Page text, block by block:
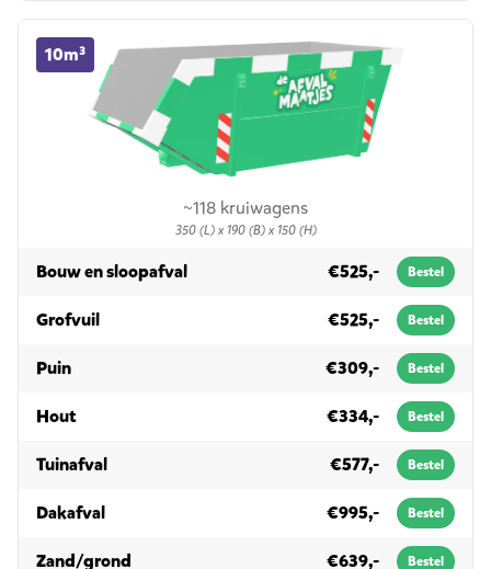
~118 kruiwagens
350 (L) x 190 (B) x 150 (H)
10m³
10m³ container huren
Bouw en sloopafvalin 10m³ €525,- Bestel
Grofvuilin 10m³ €525,- Bestel
Puinin 10m³ €309,- Bestel
Houtin 10m³ €334,- Bestel
Tuinafvalin 10m³ €577,- Bestel
Dakafvalin 10m³ €995,- Bestel
Zand/grond €639,- Bestel